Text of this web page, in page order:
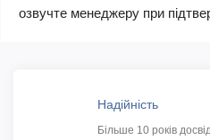
озвучте менеджеру при
Надійність
Більше 10 років